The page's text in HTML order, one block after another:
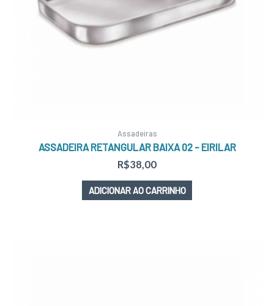
Assadeiras
ASSADEIRA RETANGULAR BAIXA 02 – EIRILAR
R$38,00
ADICIONAR AO CARRINHO